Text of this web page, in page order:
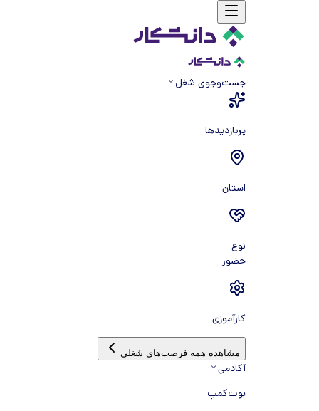
جست‌و‌جوی شغل
پربازدیدها
استان
نوع
حضور
کارآموزی
مشاهده همه فرصت‌های شغلی
آکادمی
بوت‌کمپ